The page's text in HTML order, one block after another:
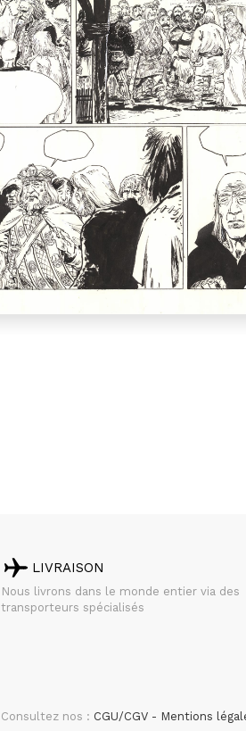
LIVRAISON
Nous livrons dans le monde entier via des
transporteurs spécialisés
Consultez nos : CGU/CGV Mentions